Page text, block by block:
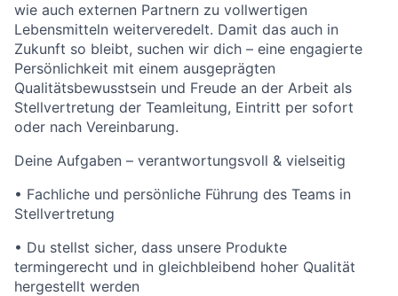
wie auch externen Partnern zu vollwertigen
Lebensmitteln weiterveredelt. Damit das auch in
Zukunft so bleibt, suchen wir dich – eine engagierte
Persönlichkeit mit einem ausgeprägten
Qualitätsbewusstsein und Freude an der Arbeit als
Stellvertretung der Teamleitung, Eintritt per sofort
oder nach Vereinbarung.
Deine Aufgaben – verantwortungsvoll & vielseitig
• Fachliche und persönliche Führung des Teams in
Stellvertretung
• Du stellst sicher, dass unsere Produkte
termingerecht und in gleichbleibend hoher Qualität
hergestellt werden